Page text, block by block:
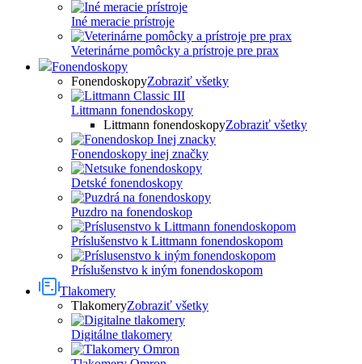
Iné meracie prístroje
Veterinárne pomôcky a prístroje pre prax
Fonendoskopy
FonendoskopyZobraziť všetky
Littmann fonendoskopy
Littmann fonendoskopyZobraziť všetky
Fonendoskopy inej značky
Detské fonendoskopy
Puzdro na fonendoskop
Príslušenstvo k Littmann fonendoskopom
Príslušenstvo k iným fonendoskopom
Tlakomery
TlakomeryZobraziť všetky
Digitálne tlakomery